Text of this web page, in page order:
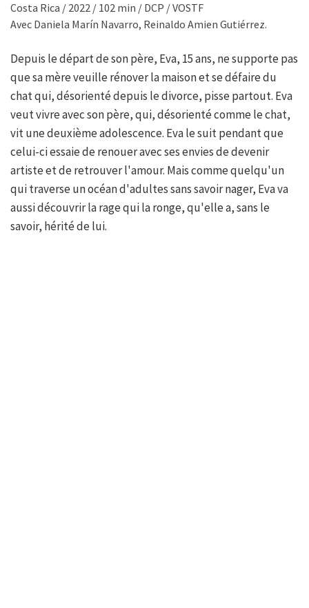
Costa Rica / 2022 / 102 min / DCP / VOSTF
Avec Daniela Marín Navarro, Reinaldo Amien Gutiérrez.
Depuis le départ de son père, Eva, 15 ans, ne supporte pas
que sa mère veuille rénover la maison et se défaire du
chat qui, désorienté depuis le divorce, pisse partout. Eva
veut vivre avec son père, qui, désorienté comme le chat,
vit une deuxième adolescence. Eva le suit pendant que
celui-ci essaie de renouer avec ses envies de devenir
artiste et de retrouver l'amour. Mais comme quelqu'un
qui traverse un océan d'adultes sans savoir nager, Eva va
aussi découvrir la rage qui la ronge, qu'elle a, sans le
savoir, hérité de lui.